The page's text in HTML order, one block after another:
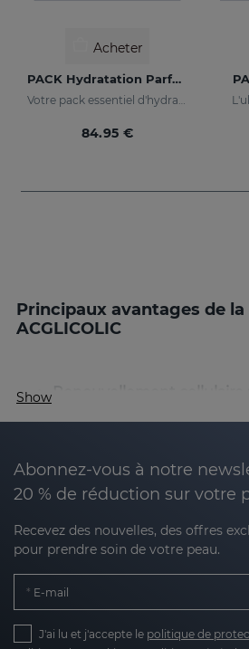
Acheter
PACK Hydratation Parfaite
Votre pack essentiel d'hydratation
84.95 €
Principaux avantages de
ACGLICOLIC
Hydratation en
tels que l'acide
Teint uniforme :le
associé à l'action
Action antioxydante :la
d'antioxydants tels que la
Show
Abonnez-vous à notre
20 % de réduction sur votre
Recevez des nouvelles, des offres
pour prendre soin de votre peau.
E-mail
J'ai lu et j'accepte le politique de